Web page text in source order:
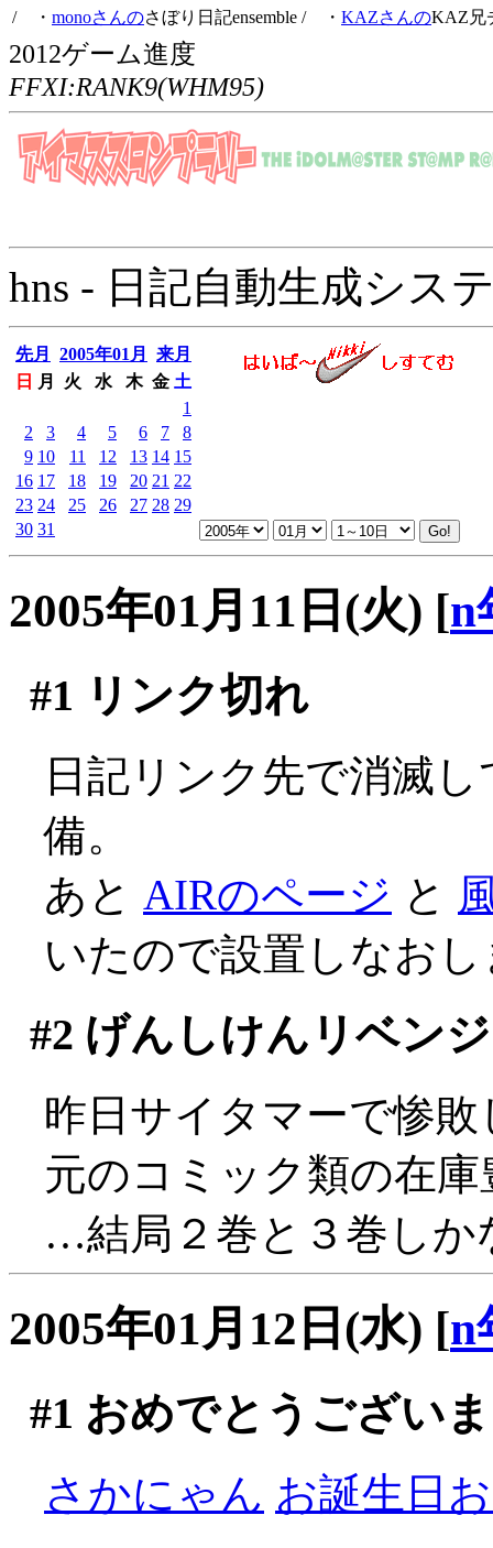
/ ・ monoさんのさぼり日記ensemble / ・ KAZさんのKAZ兄
2012ゲーム進度
FFXI:RANK9(WHM95)
hns - 日記自動生成シス
先月 2005年01月
来月
日
月 火 水 木 金 土
1
2
3 4 5 6 7
8
9 10 11 12 13 14 15
16 17 18 19 20 21 22
23 24 25 26 27 28 29
30 31
2005年01月11日(火) [n
#1 リンク切れ
日記リンク先で消滅
備。
あと AIRのページ と
いたので設置しなお
#2 げんしけんリベンジ
昨日サイタマーで惨
元のコミック類の在
…結局２巻と３巻しか
2005年01月12日(水) [n
#1 おめでとうござい
さかにゃん お誕生日